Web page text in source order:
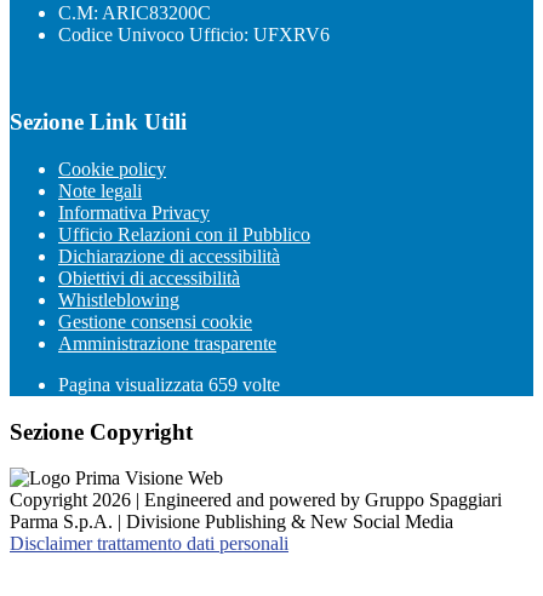
C.M: ARIC83200C
Codice Univoco Ufficio: UFXRV6
Sezione Link Utili
Cookie policy
Note legali
Informativa Privacy
Ufficio Relazioni con il Pubblico
Dichiarazione di accessibilità
Obiettivi di accessibilità
Whistleblowing
Gestione consensi cookie
Amministrazione trasparente
Pagina visualizzata 659 volte
Sezione Copyright
Copyright 2026 | Engineered and powered by Gruppo Spaggiari
Parma S.p.A. | Divisione Publishing & New Social Media
Disclaimer trattamento dati personali